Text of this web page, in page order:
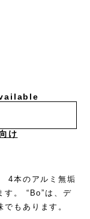
け
4本のアルミ無垢
す。 “Bo”は、デ
もあります。